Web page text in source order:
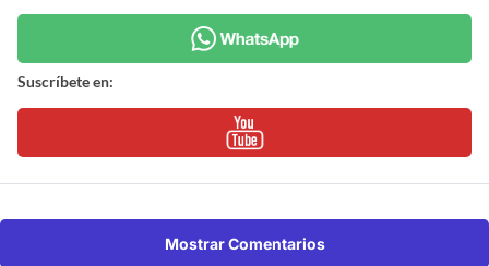
Suscríbete en:
Mostrar Comentarios